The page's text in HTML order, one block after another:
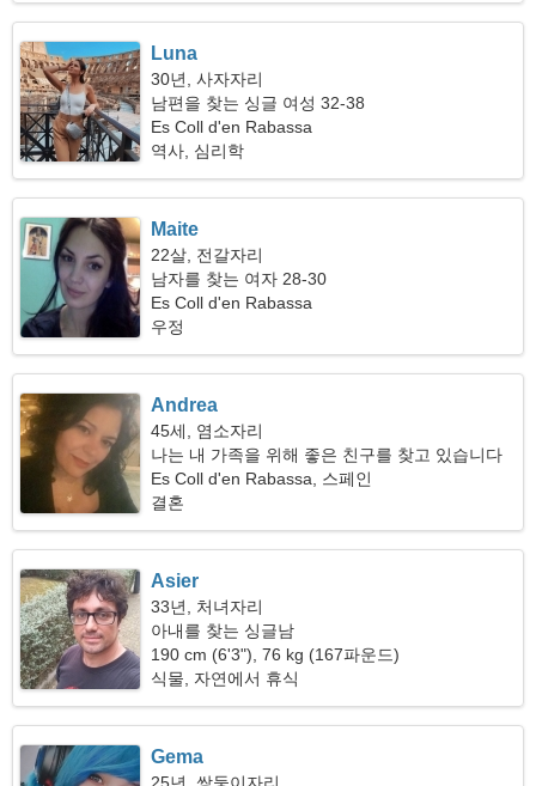
Luna
30년, 사자자리
남편을 찾는 싱글 여성 32-38
Es Coll d'en Rabassa
역사, 심리학
Maite
22살, 전갈자리
남자를 찾는 여자 28-30
Es Coll d'en Rabassa
우정
Andrea
45세, 염소자리
나는 내 가족을 위해 좋은 친구를 찾고 있습니다
Es Coll d'en Rabassa, 스페인
결혼
Asier
33년, 처녀자리
아내를 찾는 싱글남
190 cm (6'3"), 76 kg (167파운드)
식물, 자연에서 휴식
Gema